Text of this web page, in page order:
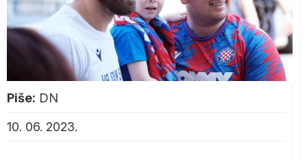
Piše: DN
10. 06. 2023.